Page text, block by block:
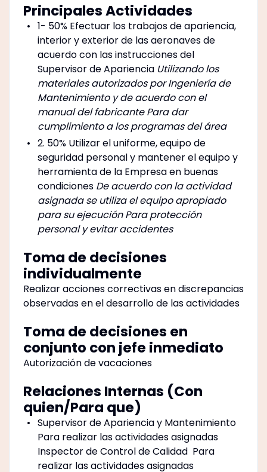
Principales Actividades
1- 50% Efectuar los trabajos de apariencia,
interior y exterior de las aeronaves de
acuerdo con las instrucciones del
Supervisor de Apariencia Utilizando los
materiales autorizados por Ingeniería de
Mantenimiento y de acuerdo con el
manual del fabricante Para dar
cumplimiento a los programas del área
2. 50% Utilizar el uniforme, equipo de
seguridad personal y mantener el equipo y
herramienta de la Empresa en buenas
condiciones De acuerdo con la actividad
asignada se utiliza el equipo apropiado
para su ejecución Para protección
personal y evitar accidentes
Toma de decisiones
individualmente
Realizar acciones correctivas en discrepancias
observadas en el desarrollo de las actividades
Toma de decisiones en
conjunto con jefe inmediato
Autorización de vacaciones
Relaciones Internas (Con
quien/Para que)
Supervisor de Apariencia y Mantenimiento
Para realizar las actividades asignadas
Inspector de Control de Calidad Para
realizar las actividades asignadas